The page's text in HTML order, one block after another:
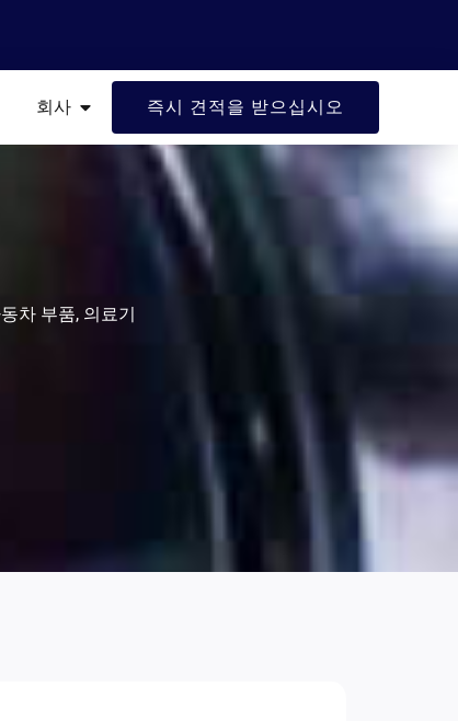
려 있는 자원
회사 열려 있는 회사즉시 견적을 받으십시오
차 부품, 의료기